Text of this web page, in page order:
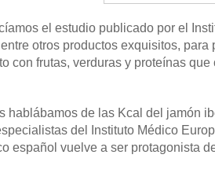
el estudio publicado por el
otros productos exquisitos,
con frutas, verduras y proteínas
hablábamos de las Kcal del jamón
del Instituto Médico
español vuelve a ser protagonista